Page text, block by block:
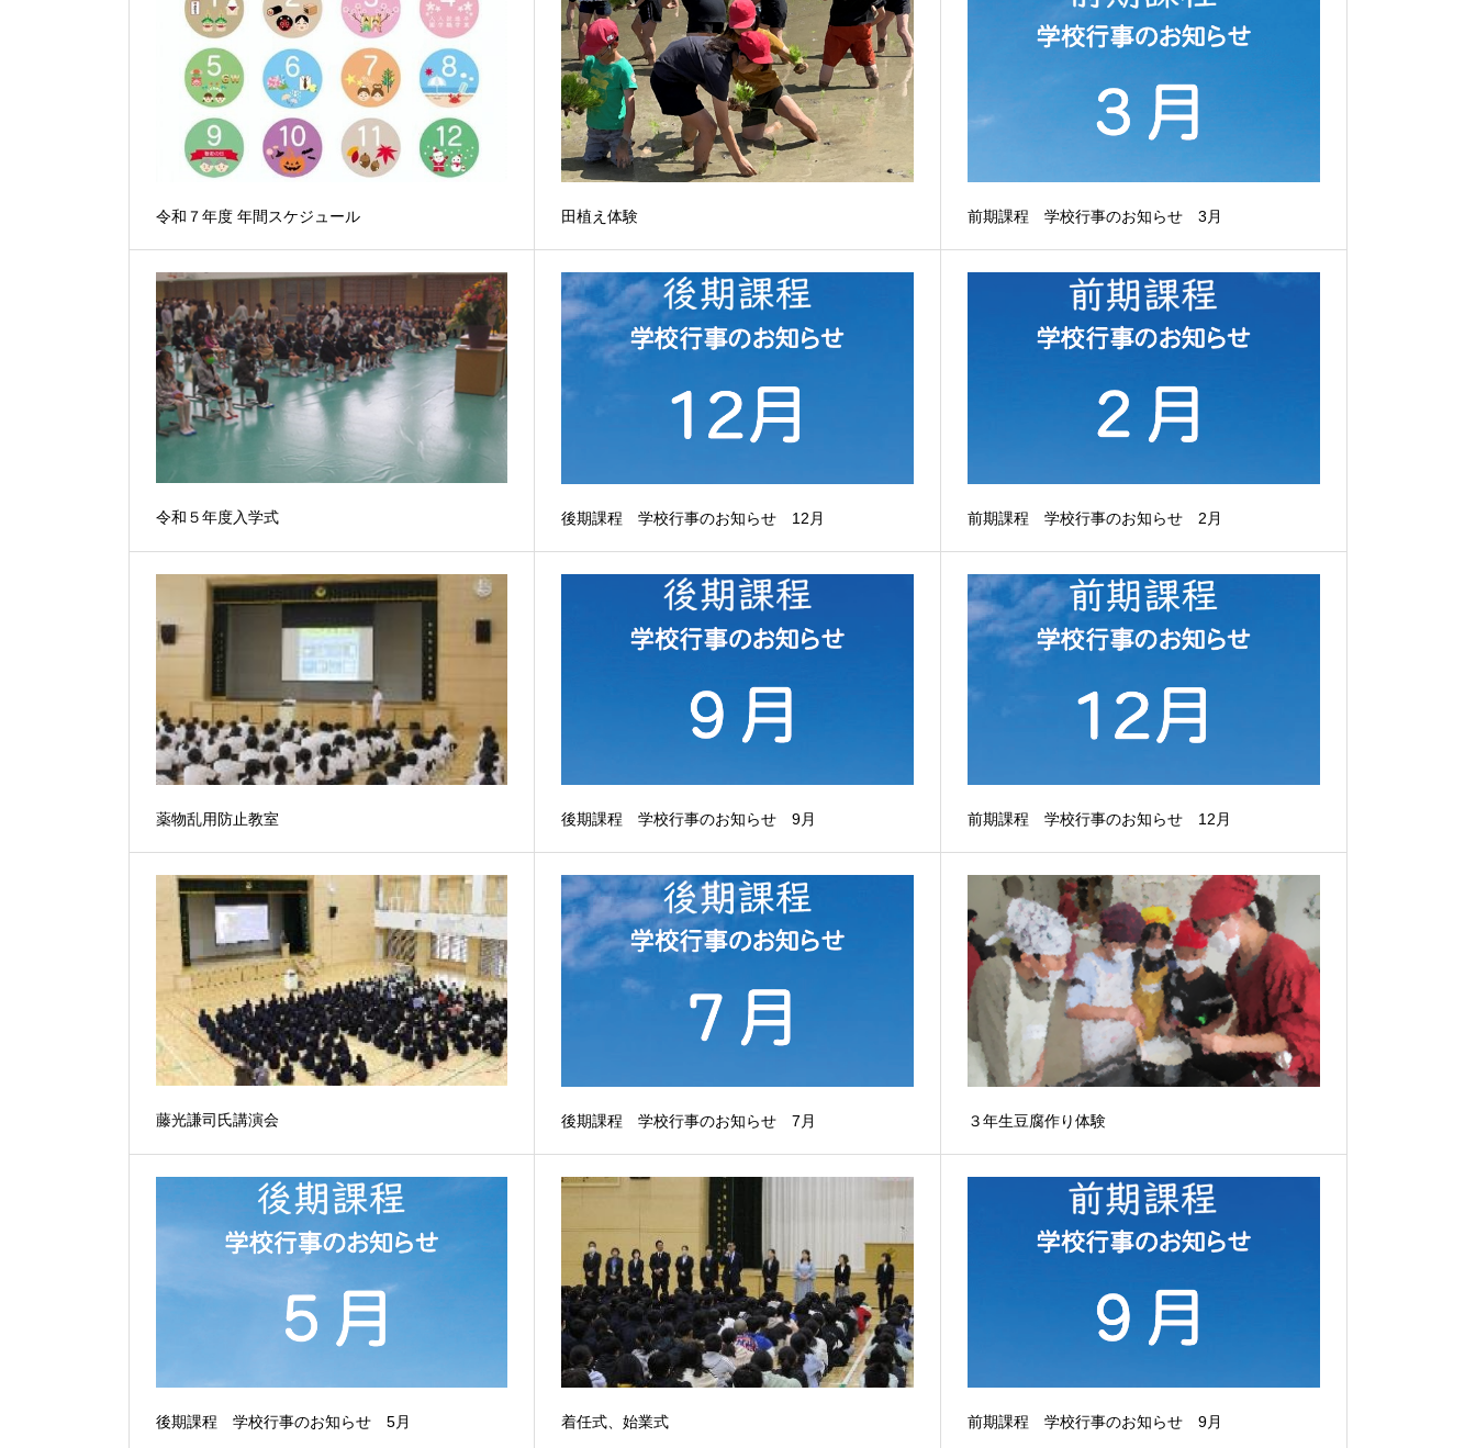
令和７年度 年間スケジュール 田植え体験 前期課程 学校行事のお知らせ 3月
令和５年度入学式 後期課程 学校行事のお知らせ 12月 前期課程 学校行事のお知らせ 2月
薬物乱用防止教室 後期課程 学校行事のお知らせ 9月 前期課程 学校行事のお知らせ 12月
藤光謙司氏講演会 後期課程 学校行事のお知らせ 7月 ３年生豆腐作り体験
後期課程 学校行事のお知らせ 5月 着任式、始業式 前期課程 学校行事のお知らせ 9月